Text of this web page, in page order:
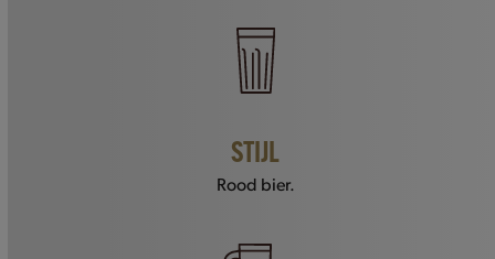
STIJL
Rood bier.